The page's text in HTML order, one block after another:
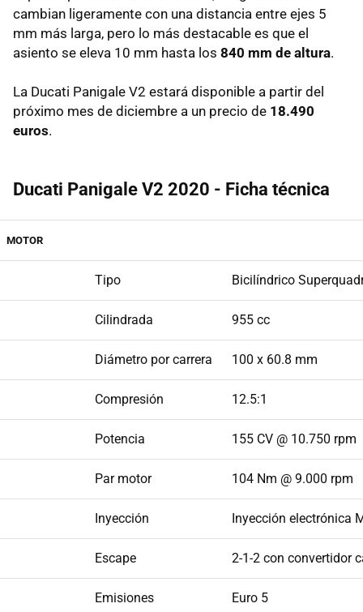
cambian ligeramente con una distancia entre ejes 5
mm más larga, pero lo más destacable es que el
asiento se eleva 10 mm hasta los 840 mm de altura.
La Ducati Panigale V2 estará disponible a partir del
próximo mes de diciembre a un precio de 18.490
euros.
Ducati Panigale V2 2020 - Ficha técnica
MOTOR
Tipo Bicilíndrico
Cilindrada 955 cc
Diámetro por carrera 100 x 60.8 mm
Compresión 12.5:1
Potencia 155 CV @ 10.750 rpm
Par motor 104 Nm @ 9.000 rpm
Inyección Inyección electrónica
Escape 2-1-2 con convertidor
Emisiones Euro 5